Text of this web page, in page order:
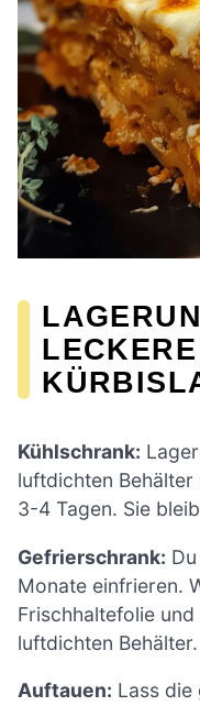
LECKERE
Kühlschrank:
luftdichten
3-4 Tagen. Sie
Gefrierschrank:
Monate einfrieren.
Frischhaltefolie
luftdichten Behälter.
Auftauen: Lass die